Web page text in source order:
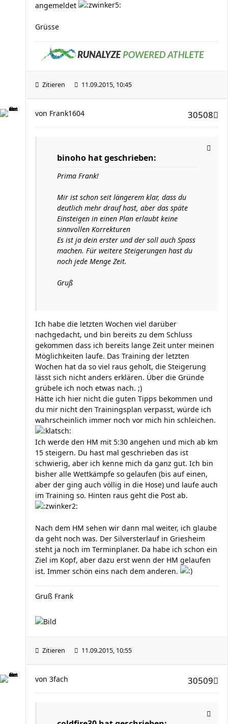
angemeldet
Grüsse
Zitieren 11.09.2015, 10:45
30508
von Frank1604
binoho hat geschrieben:
Prima Frank!
Mir ist schon seit längerem klar, dass du
deutlich mehr drauf hast, aber das späte
Einsteigen in einen Plan erlaubt keine
sinnvollen Korrekturen
Es ist ja dein erster und der soll auch Spass
machen. Für weitere Steigerungen hast du
noch jede Menge Zeit.
Gruß
Ich habe die letzten Wochen viel darüber
nachgedacht, und bin bereits zu dem Schluss
gekommen dass ich bereits lange Zeit unter meinen
Möglichkeiten laufe. Das Training der letzten
Wochen hat da so viel raus geholt, die Steigerung
lässt sich nicht anders erklären. Über die Gründe
grübele ich noch etwas nach. ;)
Hätte ich hier nicht die guten Tipps bekommen und
du mir nicht den Trainingsplan verpasst, würde ich
wahrscheinlich immer noch vor mich hin schleichen.
Ich werde den HM mit 5:30 angehen und mich ab km
15 steigern. Du hast mal geschrieben das ist
schwierig, aber ich kenne mich da ganz gut. Ich bin
bisher alle Wettkämpfe so gelaufen (bis auf einen,
aber der ging auch völlig in die Hose) und laufe auch
im Training so. Hinten raus geht die Post ab.
Nach dem HM sehen wir dann mal weiter, ich glaube
da geht noch was. Der Silversterlauf in Griesheim
steht ja noch im Terminplaner. Da habe ich schon ein
Ziel im Kopf, aber dazu erst wenn der HM gelaufen
ist. Immer schön eins nach dem anderen.
Gruß Frank
Zitieren 11.09.2015, 10:55
30509
von 3fach